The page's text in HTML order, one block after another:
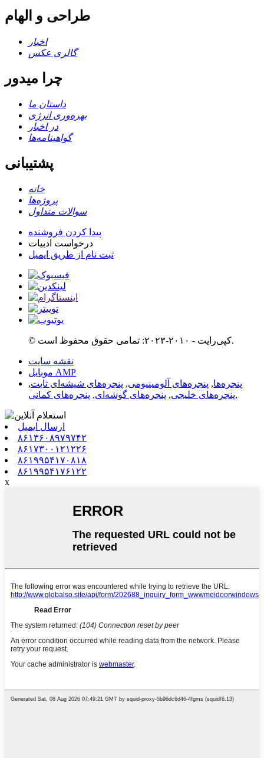
طراحی و الهام
اخبار
گالری عکس
چرا میدور
داستان ما
بهره‌وری انرژی
در اخبار
گواهینامه‌ها
پشتیبانی
خانه
پروژه‌ها
سوالات متداول
پیدا کردن فروشنده
درخواست ادبیات
ثبت نام از طریق ایمیل
© کپی‌رایت - ۲۰۱۰-۲۰۲۳: تمامی حقوق محفوظ است.
نقشه سایت
موبایل AMP
پنجره‌ها, پنجره‌های آلومینیومی, پنجره‌های شیشه‌ای ثابت,
پنجره‌های خلیجی, پنجره‌های گوشه‌ای, پنجره‌های کمانی ,
ارسال ایمیل
۸۶۱۳۶۰۸۹۷۹۷۴۲
۸۶۱۷۳۰۰۱۲۱۲۲۶
۸۶۱۹۹۵۴۱۷۰۸۱۸
۸۶۱۹۹۵۴۱۷۶۱۲۲
x